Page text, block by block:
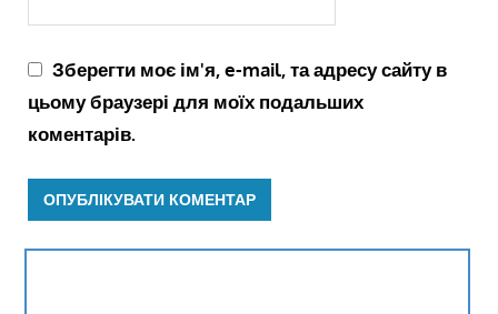
Зберегти моє ім'я, e-mail, та адресу сайту в
цьому браузері для моїх подальших
коментарів.